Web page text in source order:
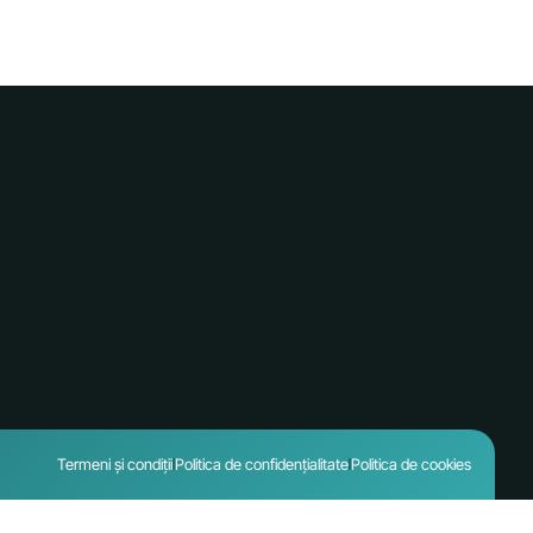
Termeni și condițiiPolitica de confidențialitatePolitica de cookies